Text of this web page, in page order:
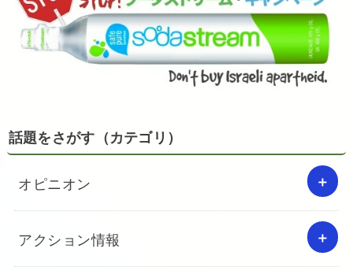
話題をさがす（カテゴリ）
オピニオン
アクション情報